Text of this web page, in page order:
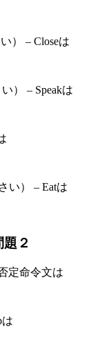
） – Closeは
） – Speakは
い） – Eatは
２
定命令文は